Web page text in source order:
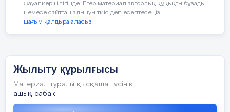
Не істейік біз балалар?
Секірейік,жылынайық.(орындарында
жүгіреді)
Ысқылап біз алақан (алақандарын
тың басы Психологиялық ахуал қалыптастыру
2. Құшақтасады
жауапкершілігінде. Егер материал авторлық құқықты бұзады
немесе сайттан алынуы тиіс деп есептесеңіз,
шағым қалдыра аласыз
Жылыту құрылғысы
Материал туралы қысқаша түсінік
ашық сабақ